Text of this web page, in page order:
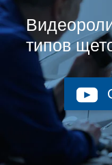
типов